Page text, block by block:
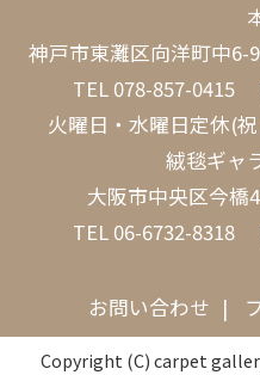
神戸市東灘区向洋町中6-
TEL 078-857-0415
火曜日・水曜日定休(
絨毯ギャ
大阪市中央区今橋
TEL 06-6732-8318
お問い合わせ
Copyright (C) carpet